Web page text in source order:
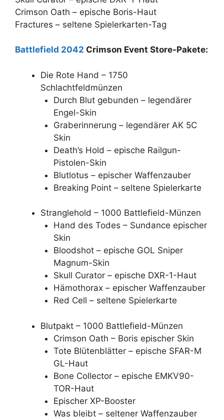
Crimson Oath – epische Boris-Haut
Fractures – seltene Spielerkarten-Tag
Battlefield 2042 Crimson Event Store-Pakete:
Die Rote Hand – 1750
Schlachtfeldmünzen
Durch Blut gebunden – legendärer
Engel-Skin
Graberinnerung – legendärer AK 5C
Skin
Death’s Hold – epische Railgun-
Pistolen-Skin
Blutlotus – epischer Waffenzauber
Breaking Point – seltene Spielerkarte
Stranglehold – 1000 Battlefield-Münzen
Hand des Todes – Sundance epischer
Skin
Bloodshot – epische GOL Sniper
Magnum-Skin
Skull Curator – epische DXR-1-Haut
Hämothorax – epischer Waffenzauber
Red Cell – seltene Spielerkarte
Blutpakt – 1000 Battlefield-Münzen
Crimson Oath – Boris epischer Skin
Tote Blütenblätter – epische SFAR-M
GL-Haut
Bone Collector – epische EMKV90-
TOR-Haut
Epischer XP-Booster
Was bleibt – seltener Waffenzauber